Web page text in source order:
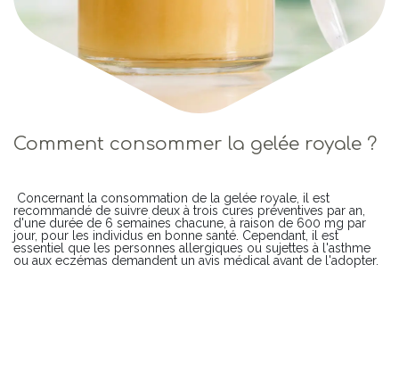
Comment consommer la gelée royale ?
Concernant la consommation de la gelée royale, il est
recommandé de suivre deux à trois cures préventives par an,
d'une durée de 6 semaines chacune, à raison de 600 mg par
jour, pour les individus en bonne santé. Cependant, il est
essentiel que les personnes allergiques ou sujettes à l'asthme
ou aux eczémas demandent un avis médical avant de l'adopter.